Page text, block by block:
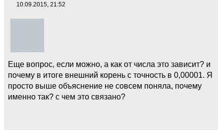
10.09.2015, 21:52
Еще вопрос, если можно, а как от числа это зависит? и
почему в итоге внешний корень с точность в 0,00001. Я
просто выше объяснение не совсем поняла, почему
именно так? с чем это связано?